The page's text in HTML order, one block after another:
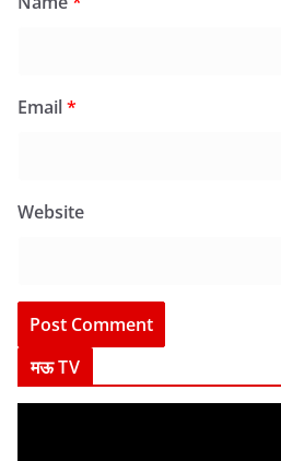
Email*
Website
मऊ TV